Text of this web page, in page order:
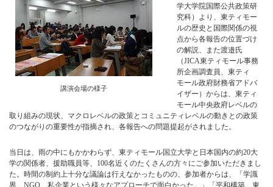
講演会場の様子
学大学院国際公共政策研
究科）より、東ティモー
ルの歴史と国際関係の視
点から各報告の位置づけ
の解説、また渡邉氏
（JICA東ティモール事務
所企画調査員、東ティ
モール政府財務省アドバ
イザー）からは、東ティ
モール中央政府レベルの
取り組みの現状、マクロレベルの政策とコミュニティレベルの動きとの政策
のつながりの重要性が指摘され、各報告への問題提起がされました。
当日は、雨の中にもかかわらず、東ティモール国立大学と日本国内の約20大
学の関係者、援助職員等、100名近くのたくさんの方々にご参加いただきまし
た。時間の制約上十分な議論は行えなかったものの、参加者からは、「学識
界、NGO、私企業という様々なアプローチで面白かった。」「平和構築、東